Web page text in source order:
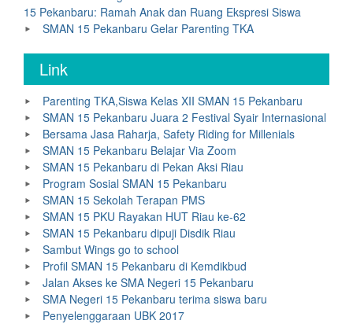
15 Pekanbaru: Ramah Anak dan Ruang Ekspresi Siswa
SMAN 15 Pekanbaru Gelar Parenting TKA
Link
Parenting TKA,Siswa Kelas XII SMAN 15 Pekanbaru
SMAN 15 Pekanbaru Juara 2 Festival Syair Internasional
Bersama Jasa Raharja, Safety Riding for Millenials
SMAN 15 Pekanbaru Belajar Via Zoom
SMAN 15 Pekanbaru di Pekan Aksi Riau
Program Sosial SMAN 15 Pekanbaru
SMAN 15 Sekolah Terapan PMS
SMAN 15 PKU Rayakan HUT Riau ke-62
SMAN 15 Pekanbaru dipuji Disdik Riau
Sambut Wings go to school
Profil SMAN 15 Pekanbaru di Kemdikbud
Jalan Akses ke SMA Negeri 15 Pekanbaru
SMA Negeri 15 Pekanbaru terima siswa baru
Penyelenggaraan UBK 2017